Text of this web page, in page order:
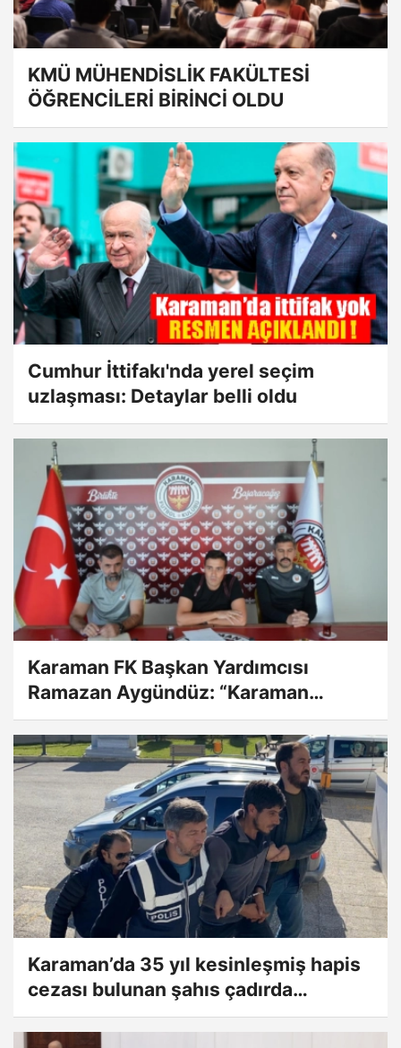
KMÜ MÜHENDİSLİK FAKÜLTESİ
ÖĞRENCİLERİ BİRİNCİ OLDU
Cumhur İttifakı'nda yerel seçim
uzlaşması: Detaylar belli oldu
Karaman FK Başkan Yardımcısı
Ramazan Aygündüz: “Karaman
halkının desteğine ihtiyacımız var”
Karaman’da 35 yıl kesinleşmiş hapis
cezası bulunan şahıs çadırda
yakalandı